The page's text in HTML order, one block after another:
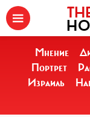
Мнение
Портрет
Израиль